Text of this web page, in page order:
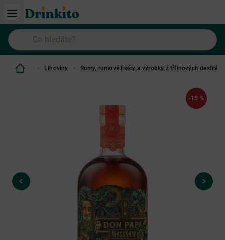
Lihoviny Rumy, rumové likéry a výrobky z třtinových destilátů
-15 %